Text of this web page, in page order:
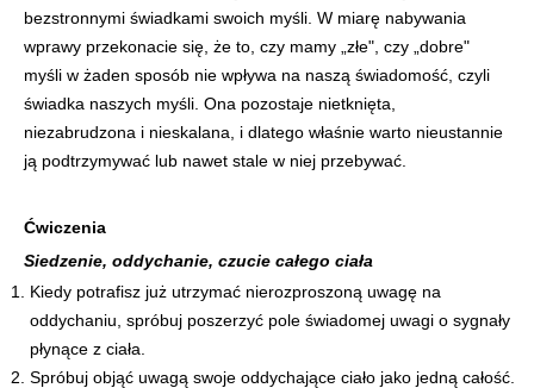
bezstronnymi świadkami swoich myśli. W miarę nabywania
wprawy przekonacie się, że to, czy mamy „złe", czy „dobre"
myśli w żaden sposób nie wpływa na naszą świadomość, czyli
świadka naszych myśli. Ona pozostaje nietknięta,
niezabrudzona i nieskalana, i dlatego właśnie warto nieustannie
ją podtrzymywać lub nawet stale w niej przebywać.
Ćwiczenia
Siedzenie, oddychanie, czucie całego ciała
Kiedy potrafisz już utrzymać nierozproszoną uwagę na
oddychaniu, spróbuj poszerzyć pole świadomej uwagi o sygnały
płynące z ciała.
Spróbuj objąć uwagą swoje oddychające ciało jako jedną całość.